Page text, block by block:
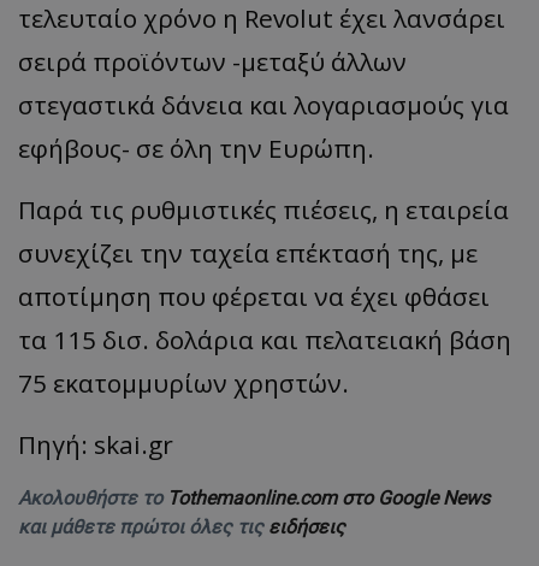
τελευταίο χρόνο η Revolut έχει λανσάρει
σειρά προϊόντων -μεταξύ άλλων
στεγαστικά δάνεια και λογαριασμούς για
εφήβους- σε όλη την Ευρώπη.
Παρά τις ρυθμιστικές πιέσεις, η εταιρεία
συνεχίζει την ταχεία επέκτασή της, με
αποτίμηση που φέρεται να έχει φθάσει
τα 115 δισ. δολάρια και πελατειακή βάση
75 εκατομμυρίων χρηστών.
Πηγή: skai.gr
Ακολουθήστε το Tothemaonline.com στο Google News
και μάθετε πρώτοι όλες τις ειδήσεις